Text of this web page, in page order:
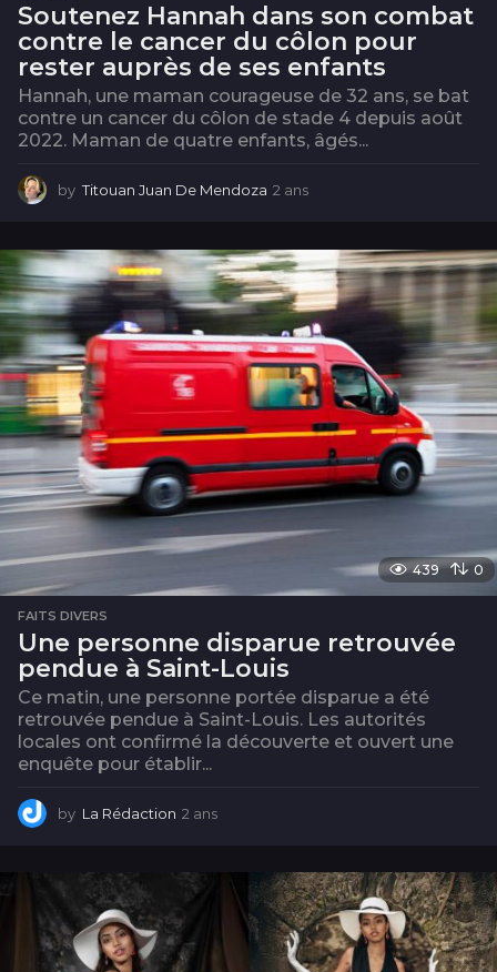
Soutenez Hannah dans son combat
contre le cancer du côlon pour
rester auprès de ses enfants
Hannah, une maman courageuse de 32 ans, se bat
contre un cancer du côlon de stade 4 depuis août
2022. Maman de quatre enfants, âgés...
by Titouan Juan De Mendoza 2 ans
s
439 0
FAITS DIVERS
Une personne disparue retrouvée
pendue à Saint-Louis
Ce matin, une personne portée disparue a été
retrouvée pendue à Saint-Louis. Les autorités
locales ont confirmé la découverte et ouvert une
enquête pour établir...
by La Rédaction 2 ans